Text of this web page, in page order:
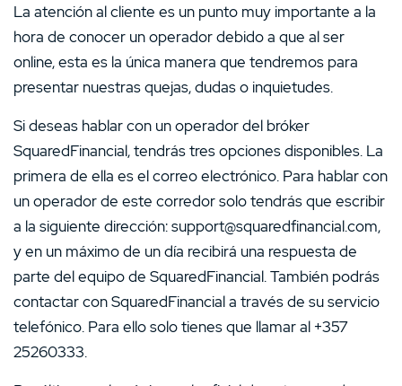
La atención al cliente es un punto muy importante a la
hora de conocer un operador debido a que al ser
online, esta es la única manera que tendremos para
presentar nuestras quejas, dudas o inquietudes.
Si deseas hablar con un operador del bróker
SquaredFinancial, tendrás tres opciones disponibles. La
primera de ella es el correo electrónico. Para hablar con
un operador de este corredor solo tendrás que escribir
a la siguiente dirección: support@squaredfinancial.com,
y en un máximo de un día recibirá una respuesta de
parte del equipo de SquaredFinancial. También podrás
contactar con SquaredFinancial a través de su servicio
telefónico. Para ello solo tienes que llamar al +357
25260333.